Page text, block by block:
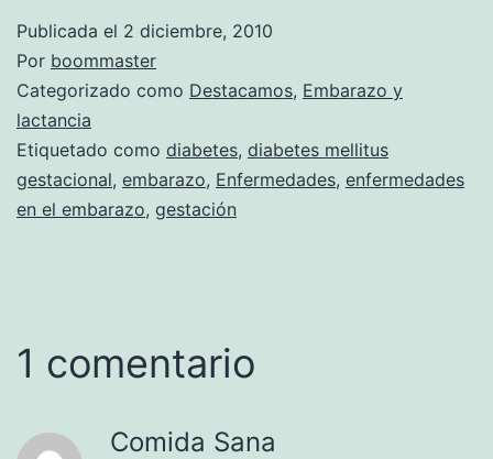
Publicada el 2 diciembre, 2010
Por boommaster
Categorizado como Destacamos, Embarazo y
lactancia
Etiquetado como diabetes, diabetes mellitus
gestacional, embarazo, Enfermedades, enfermedades
en el embarazo, gestación
1 comentario
Comida Sana